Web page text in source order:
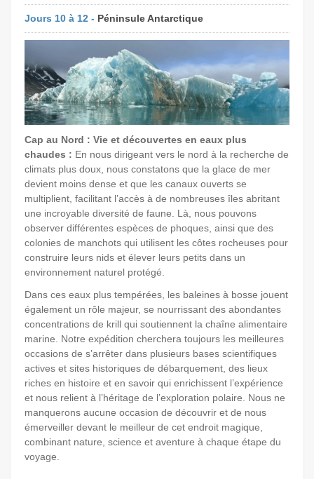
Jours 10 à 12 - Péninsule Antarctique
Cap au Nord : Vie et découvertes en eaux plus
chaudes : En nous dirigeant vers le nord à la recherche de
climats plus doux, nous constatons que la glace de mer
devient moins dense et que les canaux ouverts se
multiplient, facilitant l’accès à de nombreuses îles abritant
une incroyable diversité de faune. Là, nous pouvons
observer différentes espèces de phoques, ainsi que des
colonies de manchots qui utilisent les côtes rocheuses pour
construire leurs nids et élever leurs petits dans un
environnement naturel protégé.
Dans ces eaux plus tempérées, les baleines à bosse jouent
également un rôle majeur, se nourrissant des abondantes
concentrations de krill qui soutiennent la chaîne alimentaire
marine. Notre expédition cherchera toujours les meilleures
occasions de s’arrêter dans plusieurs bases scientifiques
actives et sites historiques de débarquement, des lieux
riches en histoire et en savoir qui enrichissent l’expérience
et nous relient à l’héritage de l’exploration polaire. Nous ne
manquerons aucune occasion de découvrir et de nous
émerveiller devant le meilleur de cet endroit magique,
combinant nature, science et aventure à chaque étape du
voyage.